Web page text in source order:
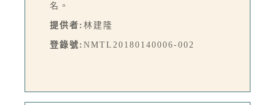
名。
提供者: 林建隆
登錄號: NMTL20180140006-002